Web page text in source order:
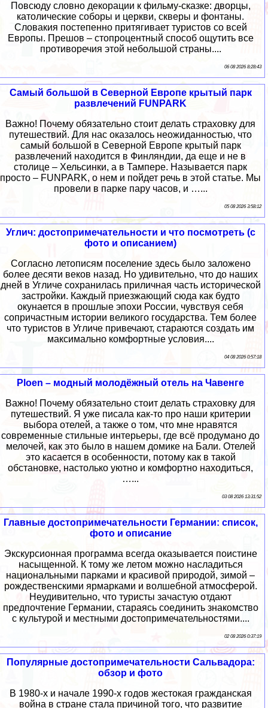
Повсюду словно декорации к фильму-сказке: дворцы,
католические соборы и церкви, скверы и фонтаны.
Словакия постепенно притягивает туристов со всей
Европы. Прешов – стопроцентный способ ощутить все
противоречия этой небольшой страны....
06 08 2026 8:28:43
Самый большой в Северной Европе крытый парк
развлечений FUNPARK
Важно! Почему обязательно стоит делать страховку для
путешествий. Для нас оказалось неожиданностью, что
самый большой в Северной Европе крытый парк
развлечений находится в Финляндии, да еще и не в
столице – Хельсинки, а в Тампере. Называется парк
просто – FUNPARK, о нем и пойдет речь в этой статье. Мы
провели в парке пару часов, и …...
05 08 2026 3:58:12
Углич: достопримечательности и что посмотреть (с
фото и описанием)
Согласно летописям поселение здесь было заложено
более десяти веков назад. Но удивительно, что до наших
дней в Угличе сохранилась приличная часть исторической
застройки. Каждый приезжающий сюда как будто
окунается в прошлые эпохи России, чувствуя себя
сопричастным истории великого государства. Тем более
что туристов в Угличе привечают, стараются создать им
максимально комфортные условия....
04 08 2026 0:57:18
Ploen – модный молодёжный отель на Чавенге
Важно! Почему обязательно стоит делать страховку для
путешествий. Я уже писала как-то про наши критерии
выбора отелей, а также о том, что мне нравятся
современные стильные интерьеры, где всё продумано до
мелочей, как это было в нашем домике на Бали. Отелей
это касается в особенности, потому как в такой
обстановке, настолько уютно и комфортно находиться,
…...
03 08 2026 13:31:52
Главные достопримечательности Германии: список,
фото и описание
Экскурсионная программа всегда оказывается поистине
насыщенной. К тому же летом можно насладиться
национальными парками и красивой природой, зимой –
рождественскими ярмарками и волшебной атмосферой.
Неудивительно, что туристы зачастую отдают
предпочтение Германии, стараясь соединить знакомство
с культурой и местными достопримечательностями....
02 08 2026 0:37:19
Популярные достопримечательности Сальвадора:
обзор и фото
В 1980-х и начале 1990-х годов жестокая гражданская
война в стране стала причиной того, что развитие